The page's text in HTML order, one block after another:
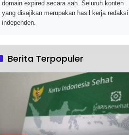
domain expired secara sah. Seluruh konten
yang disajikan merupakan hasil kerja redaksi
independen.
Berita Terpopuler